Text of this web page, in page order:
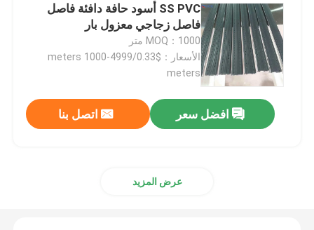
SS PVC أسود حافة دافئة فاصل
فاصل زجاجي معزول بار
MOQ：1000 متر
الأسعار：$0.33/meters 1000-4999
meters
افضل سعر اتصل بنا
عرض المزيد